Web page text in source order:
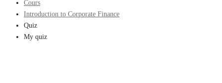
Cours
Introduction to Corporate Finance
Quiz
My quiz